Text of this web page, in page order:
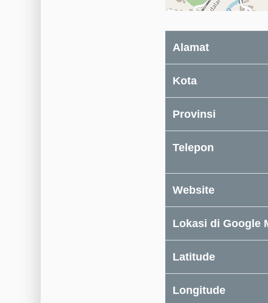
Alamat
Kota
Provinsi
Telepon
Website
Lokasi di Google
Latitude
Longitude